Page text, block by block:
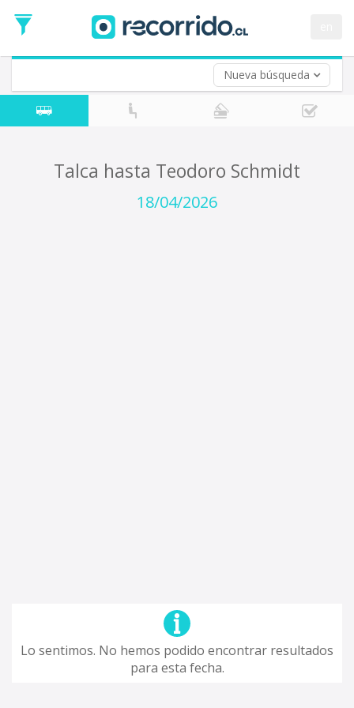
Nueva búsqueda
de
Ida
Vuelta (opcional)
Fecha
de
Talca hasta Teodoro Schmidt
18/04/2026
Lo sentimos. No hemos podido encontrar resultados
para esta fecha.